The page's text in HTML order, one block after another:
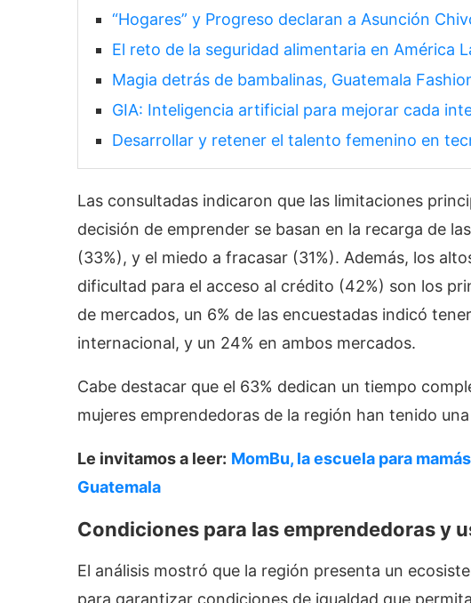
“Hogares” y Progreso declaran a Asunción
El reto de la seguridad alimentaria en América
Magia detrás de bambalinas, Guatemala
GIA: Inteligencia artificial para mejorar cada
Desarrollar y retener el talento femenino en
Las consultadas indicaron que las limitaciones
decisión de emprender se basan en la recarga de
(33%), y el miedo a fracasar (31%). Además, los
dificultad para el acceso al crédito (42%) son los
de mercados, un 6% de las encuestadas indicó
internacional, y un 24% en ambos mercados.
Cabe destacar que el 63% dedican un tiempo
mujeres emprendedoras de la región han tenido
Le invitamos a leer: MomBu, la escuela para
Guatemala
Condiciones para las emprendedoras y
El análisis mostró que la región presenta un